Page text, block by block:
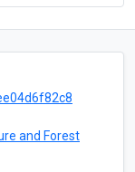
and Forest